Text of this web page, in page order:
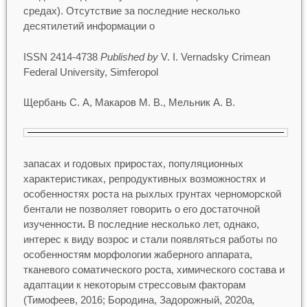
средах). Отсутствие за последние несколько
десятилетий информации о
ISSN 2414-4738 Published byV. I. Vernadsky Crimean
Federal University, Simferopol
Щербань С. А, Макаров М. В., Мельник А. В.
запасах и годовых приростах, популяционных
характеристиках, репродуктивных возможностях и
особенностях роста на рыхлых грунтах черноморской
бентали не позволяет говорить о его достаточной
изученности.В последние несколько лет, однако,
интерес к виду возрос и стали появляться работы по
особенностям морфологии жаберного аппарата,
тканевого соматического роста, химического состава и
адаптации к некоторым стрессовым факторам
(Тимофеев, 2016; Бородина, Задорожный, 2020а,